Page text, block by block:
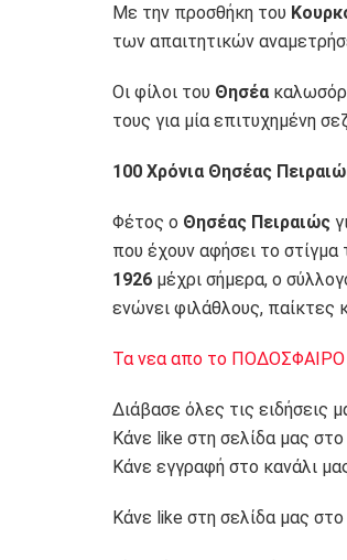
Με την προσθήκη του
των απαιτητικών
Οι φίλοι του Θησέα
τους για μία επιτυχημένη
100 Χρόνια Θησέας
Φέτος ο Θησέας Πειραιώς
που έχουν αφήσει το
1926 μέχρι σήμερα, ο
ενώνει φιλάθλους, παίκτες
Τα νεα απο το ΠΟΔΟΣΦΑΙΡΟ
Διάβασε όλες τις ειδήσεις
Κάνε like στη σελίδα μας στο
Κάνε εγγραφή στο κανάλι
Κάνε like στη σελίδα μας στο